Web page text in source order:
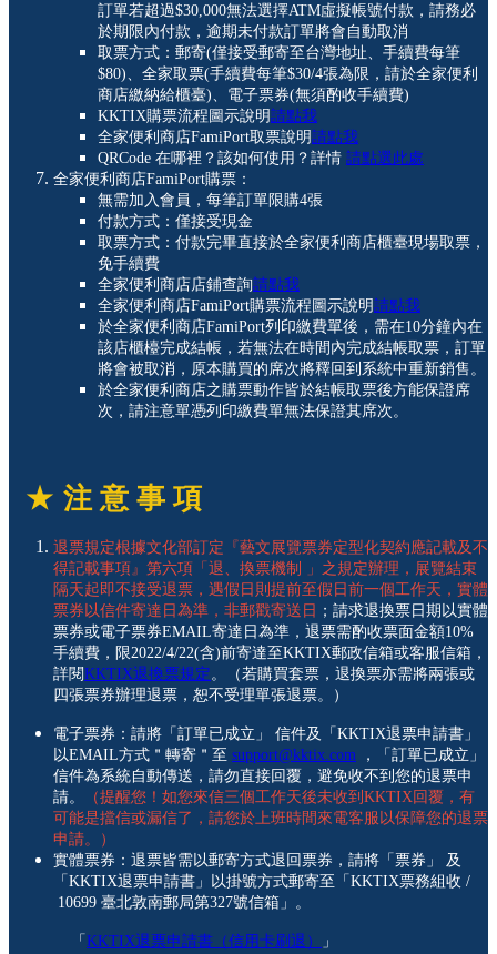
訂單若超過$30,000無法選擇ATM虛擬帳號付款，請務必
於期限內付款，逾期未付款訂單將會自動取消
取票方式：郵寄(僅接受郵寄至台灣地址、手續費每筆
$80)、全家取票(手續費每筆$30/4張為限，請於全家便利
商店繳納給櫃臺)、電子票券(無須酌收手續費)
KKTIX購票流程圖示說明請點我
全家便利商店FamiPort取票說明請點我
QRCode 在哪裡？該如何使用？詳情 請點選此處
全家便利商店FamiPort購票：
無需加入會員，每筆訂單限購4張
付款方式：僅接受現金
取票方式：付款完畢直接於全家便利商店櫃臺現場取票，
免手續費
全家便利商店店鋪查詢請點我
全家便利商店FamiPort購票流程圖示說明請點我
於全家便利商店FamiPort列印繳費單後，需在10分鐘內在
該店櫃檯完成結帳，若無法在時間內完成結帳取票，訂單
將會被取消，原本購買的席次將釋回到系統中重新銷售。
於全家便利商店之購票動作皆於結帳取票後方能保證席
次，請注意單憑列印繳費單無法保證其席次。
★ 注 意 事 項
退票規定根據文化部訂定『藝文展覽票券定型化契約應記載及不
得記載事項』第六項「退、換票機制 」之規定辦理，展覽結束
隔天起即不接受退票，遇假日則提前至假日前一個工作天，實體
票券以信件寄達日為準，非郵戳寄送日 ；請求退換票日期以實體
票券或電子票券EMAIL寄達日為準，退票需酌收票面金額10%
手續費，限2022/4/22(含)前寄達至KKTIX郵政信箱或客服信箱，
詳閱KKTIX退換票規定 。
（若購買套票，退換票亦需將兩張或
四張票券辦理退票，恕不受理單張退票。）
電子票券：請將「訂單已成立」 信件及「KKTIX退票申請書」
以EMAIL方式＂轉寄＂至 support@kktix.com ，「訂單已成立」
信件為系統自動傳送，請勿直接回覆，避免收不到您的退票申
請。
（提醒您！如您來信三個工作天後未收到KKTIX回覆，有
可能是擋信或漏信了，請您於上班時間來電客服以保障您的退票
申請。）
實體票券：退票皆需以郵寄方式退回票券，請將「票券」 及
「KKTIX退票申請書」以掛號方式郵寄至「KKTIX票務組收 /
10699 臺北敦南郵局第327號信箱」。
「 KKTIX退票申請書（信用卡刷退） 」